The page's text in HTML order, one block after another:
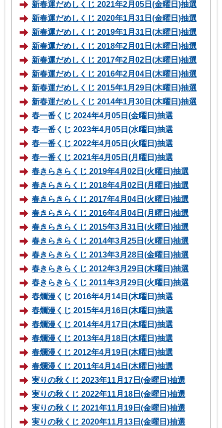
新春運だめしくじ 2021年2月05日(金曜日)抽選
新春運だめしくじ 2020年1月31日(金曜日)抽選
新春運だめしくじ 2019年1月31日(木曜日)抽選
新春運だめしくじ 2018年2月01日(木曜日)抽選
新春運だめしくじ 2017年2月02日(木曜日)抽選
新春運だめしくじ 2016年2月04日(木曜日)抽選
新春運だめしくじ 2015年1月29日(木曜日)抽選
新春運だめしくじ 2014年1月30日(木曜日)抽選
春一番くじ 2024年4月05日(金曜日)抽選
春一番くじ 2023年4月05日(水曜日)抽選
春一番くじ 2022年4月05日(火曜日)抽選
春一番くじ 2021年4月05日(月曜日)抽選
春きらきらくじ 2019年4月02日(火曜日)抽選
春きらきらくじ 2018年4月02日(月曜日)抽選
春きらきらくじ 2017年4月04日(火曜日)抽選
春きらきらくじ 2016年4月04日(月曜日)抽選
春きらきらくじ 2015年3月31日(火曜日)抽選
春きらきらくじ 2014年3月25日(火曜日)抽選
春きらきらくじ 2013年3月28日(金曜日)抽選
春きらきらくじ 2012年3月29日(木曜日)抽選
春きらきらくじ 2011年3月29日(火曜日)抽選
春爛漫くじ 2016年4月14日(木曜日)抽選
春爛漫くじ 2015年4月16日(木曜日)抽選
春爛漫くじ 2014年4月17日(木曜日)抽選
春爛漫くじ 2013年4月18日(木曜日)抽選
春爛漫くじ 2012年4月19日(木曜日)抽選
春爛漫くじ 2011年4月14日(木曜日)抽選
実りの秋くじ 2023年11月17日(金曜日)抽選
実りの秋くじ 2022年11月18日(金曜日)抽選
実りの秋くじ 2021年11月19日(金曜日)抽選
実りの秋くじ 2020年11月13日(金曜日)抽選